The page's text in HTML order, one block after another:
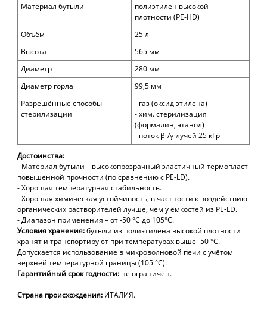
Материал бутыли
полиэтилен высокой
плотности (PE-HD)
Объём
25 л
Высота
565 мм
Диаметр
280 мм
Диаметр горла
99,5 мм
Разрешённые способы
стерилизации
- газ (оксид этилена)
- хим. стерилизация
(формалин, этанол)
- поток β-/γ-лучей 25 кГр
Достоинства:
- Материал бутыли – высокопрозрачный эластичный термопласт
повышенной прочности (по сравнению с PE-LD).
- Хорошая температурная стабильность.
- Хорошая химическая устойчивость, в частности к воздействию
органических растворителей лучше, чем у ёмкостей из PE-LD.
- Диапазон применения – от -50 °С до 105°С.
Условия хранения:бутыли из полиэтилена высокой плотности
хранят и транспортируют при температурах выше -50 °С.
Допускается использование в микроволновой печи с учётом
верхней температурной границы (105 °С).
Гарантийный срок годности: не ограничен.
Страна происхождения: ИТАЛИЯ.